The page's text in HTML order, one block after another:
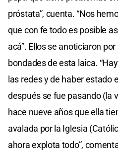
próstata”, cuenta. “Nos
que con fe todo es posible
acá”. Ellos se anoticiaron
bondades de esta laica.
las redes y de haber estado
después se fue pasando (la
hace nueve años que ella
avalada por la Iglesia
ahora explota todo”,